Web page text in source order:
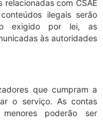
com CSAE
ilegais serão
exigido por lei, as
às autoridades
que cumpram a
o serviço. As contas
poderão ser